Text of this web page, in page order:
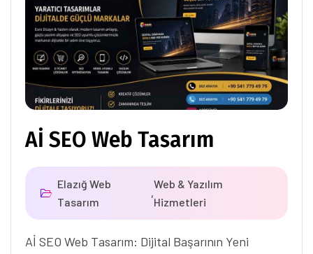
Aİ SEO Web Tasarım
Elazığ Web
Tasarım
,
Web & Yazılım
Hizmetleri
Aİ SEO Web Tasarım: Dijital Başarının Yeni